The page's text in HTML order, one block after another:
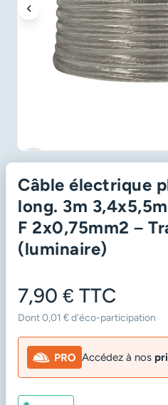
favorite_border
Câble électrique
long. 3m
F 2x0,75mm2 –
(luminaire)
7,90 € TTC
Dont 0,01 € d'éco-participation
Accédez à nos